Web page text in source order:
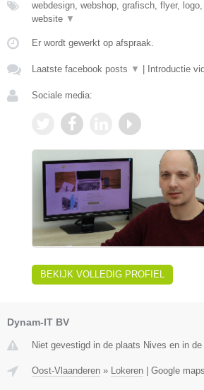
webdesign, webshop, grafisch, flyer,
website ▼
Er wordt gewerkt op afspraak.
Laatste facebook posts ▼ Introductie
Sociale media:
BEKIJK VOLLEDIG PROFIEL
Dynam-IT BV
Niet gevestigd in de plaats Nives en in de
Oost-Vlaanderen » Lokeren Google maps